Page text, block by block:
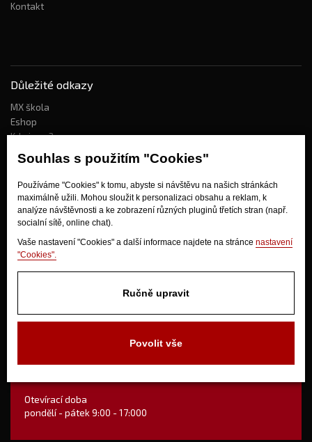
Souhlas s použitím "Cookies"
Používáme "Cookies" k tomu, abyste si návštěvu na našich stránkách
maximálně užili. Mohou sloužit k personalizaci obsahu a reklam, k
analýze návštěvnosti a ke zobrazení různých pluginů třetích stran (např.
socialní sítě, online chat).
Vaše nastavení "Cookies" a další informace najdete na stránce nastavení
"Cookies".
Ručně upravit
Povolit vše
Kontakt
Důležité odkazy
MX škola
Eshop
Kdo jsme?
Jak nakupovat?
Obchodní podmínky
Doprava
Odstoupení od kupní smlouvy
280 02 Kolín
Otevírací doba
pondělí - pátek 9:00 - 17:000